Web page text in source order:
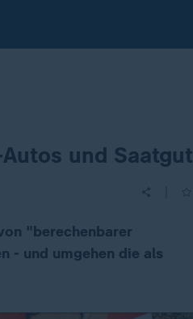
und Saatgut
"berechenbarer
- und umgehen die als